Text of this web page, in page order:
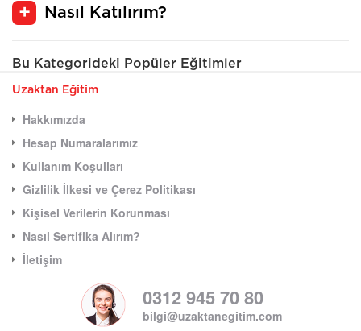
Nasıl Katılırım?
Bu Kategorideki Popüler Eğitimler
Uzaktan Eğitim
Hakkımızda
Hesap Numaralarımız
Kullanım Koşulları
Gizlilik İlkesi ve Çerez Politikası
Kişisel Verilerin Korunması
Nasıl Sertifika Alırım?
İletişim
0312 945 70 80
bilgi@uzaktanegitim.com